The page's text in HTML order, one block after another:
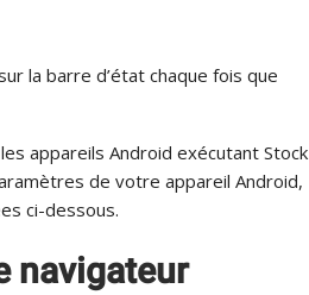
la barre d’état chaque fois que
appareils Android exécutant Stock
de votre appareil Android,
ci-dessous.
navigateur